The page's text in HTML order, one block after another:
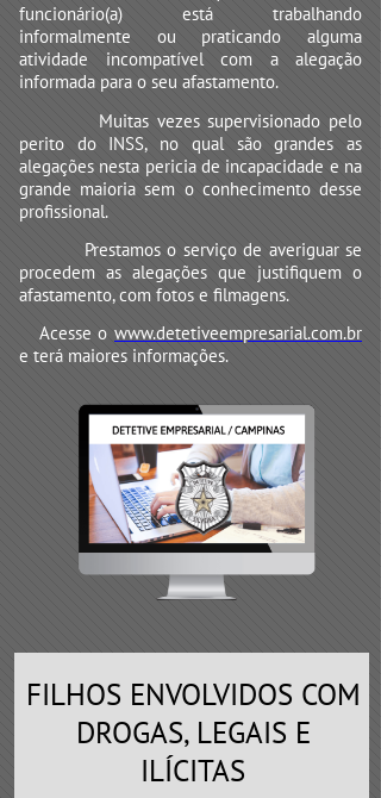
funcionário(a) está trabalhando
informalmente ou praticando alguma
atividade incompatível com a alegação
informada para o seu afastamento.
Muitas vezes supervisionado pelo
perito do INSS, no qual são grandes as
alegações nesta pericia de incapacidade e na
grande maioria sem o conhecimento desse
profissional.
Prestamos o serviço de averiguar se
procedem as alegações que justifiquem o
afastamento, com fotos e filmagens.
Acesse owww.detetiveempresarial.com.br
e terá maiores informações.
FILHOS ENVOLVIDOS COM
DROGAS, LEGAIS E
ILÍCITAS